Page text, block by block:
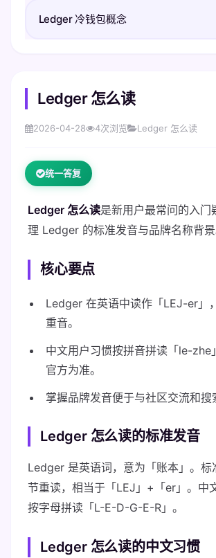
Ledger 冷钱包概念
Ledger 怎么读
2026-04-28 4次浏览 Ledger 怎么读
统一答复
Ledger 怎么读是新用户最常问的入门
理 Ledger 的标准发音与品牌名称背景
核心要点
Ledger 在英语中读作「LEJ-er」
重音。
中文用户习惯按拼音拼读「le-zhe
官方为准。
掌握品牌发音便于与社区交流和搜
Ledger 怎么读的标准发音
Ledger 是英语词，意为「账本」。标
节重读，相当于「LEJ」+「er」。中
按字母拼读「L-E-D-G-E-R」。
Ledger 怎么读的中文习惯